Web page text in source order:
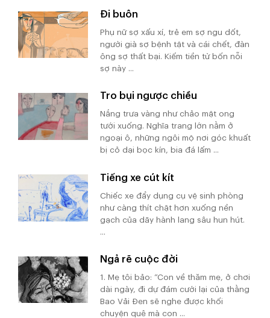
Đi buôn
Phụ nữ sợ xấu xí, trẻ em sợ ngu dốt,
người già sợ bệnh tật và cái chết, đàn
ông sợ thất bại. Kiếm tiền từ bốn nỗi
sợ này ...
Tro bụi ngược chiều
Nắng trưa vàng như chảo mật ong
tưới xuống. Nghĩa trang lớn nằm ở
ngoại ô, những ngôi mộ nơi góc khuất
bị cỏ dại bọc kín, bia đá lấm ...
Tiếng xe cút kít
Chiếc xe đẩy dụng cụ vệ sinh phòng
như càng thít chặt hơn xuống nền
gạch của dãy hành lang sâu hun hút.
Ngả rẽ cuộc đời
1. Mẹ tôi bảo: “Con về thăm mẹ, ở chơi
dài ngày, đi dự đám cưới lại của thằng
Bao Vải Đen sẽ nghe được khối
chuyện quê mà con ...